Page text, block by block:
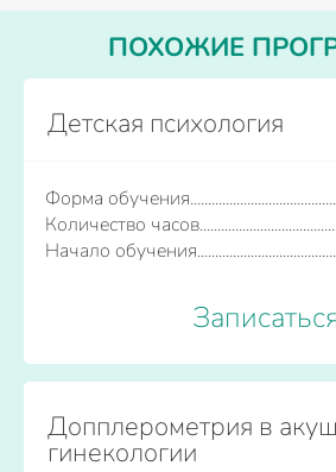
ПОХОЖИЕ
Детская психология
Форма обучения
Количество часов
Начало обучения
Допплерометрия в
гинекологии